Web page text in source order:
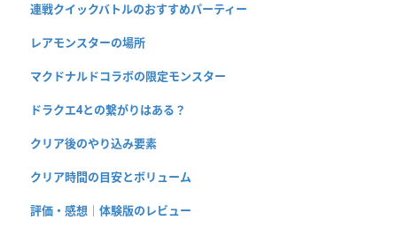
連戦クイックバトルのおすすめパーティー
レアモンスターの場所
マクドナルドコラボの限定モンスター
ドラクエ4との繋がりはある？
クリア後のやり込み要素
クリア時間の目安とボリューム
評価・感想｜体験版のレビュー